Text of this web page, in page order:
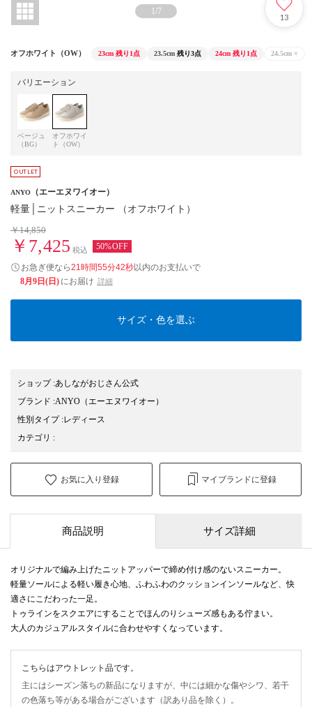
1/7
13
オフホワイト（OW） 23cm 残り1点 23.5cm 残り3点 24cm 残り1点 24.5cm ×
バリエーション
ベージュ
（BG）
オフホワイ
ト（OW）
ANYO （エーエヌワイオー）
軽量│ニットスニーカー （オフホワイト）
￥14,850
￥7,425 税込 50%OFF
お急ぎ便なら21時間55分41秒以内のお支払いで
8月9日(日) にお届け 詳細
サイズ・色を選ぶ
ショップ:あしながおじさん公式
ブランド :ANYO （エーエヌワイオー）
性別タイプ:レディース
カテゴリ :
お気に入り登録 マイブランドに登録
商品説明 サイズ詳細
オリジナルで編み上げたニットアッパーで締め付け感のないスニーカー。
軽量ソールによる軽い履き心地、ふわふわのクッションインソールなど、快
適さにこだわった一足。
トゥラインをスクエアにすることでほんのりシューズ感もある佇まい。
大人のカジュアルスタイルに合わせやすくなっています。
こちらはアウトレット品です。
主にはシーズン落ちの新品になりますが、中には細かな傷やシワ、若干
の色落ち等がある場合がございます（訳あり品を除く）。